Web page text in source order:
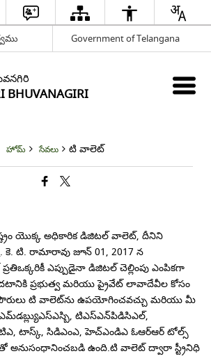
Government of Telangana
BHUVANAGIRI
హోమ్ సేవలు టి వాలెట్
యొక్క అధికారిక డిజిటల్ వాలెట్, దీనిని
కె. టి. రామారావు జూన్ 01, 2017 న
ఎప్పుడైనా డిజిటల్ చెల్లింపు ఎంపికగా
ప్రభుత్వ మరియు ప్రైవేట్ లావాదేవీల కోసం
టి వాలెట్‌ను ఉపయోగించవచ్చు మరియు మీ
టిఎస్‌ఎన్‌పిడిసిఎల్,
టాస్క్, సిడిఎంఎ, హెచ్‌ఎండిఎ ఓఆర్ఆర్ టోల్స్
అనుసంధానించబడి ఉంది.టి వాలెట్ ద్వారా స్ట్రీనిధి